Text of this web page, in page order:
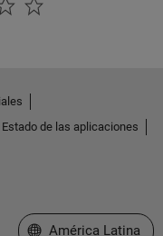
Estado de las aplicaciones
Seleccione un país/
América Latina